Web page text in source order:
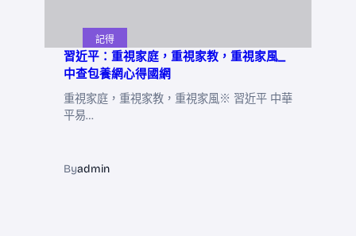
記得
習近平：重視家庭，重視家教，重視家風_
中查包養網心得國網
重視家庭，重視家教，重視家風※ 習近平 中華
平易…
Byadmin